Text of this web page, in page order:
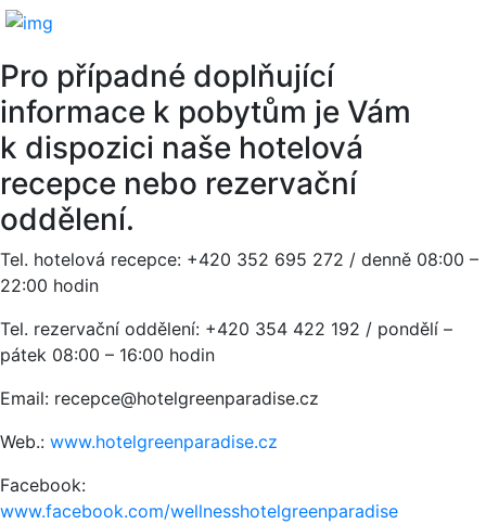
Pro případné doplňující
informace k pobytům je Vám
k dispozici naše hotelová
recepce nebo rezervační
oddělení.
Tel. hotelová recepce: +420 352 695 272 / denně 08:00 –
22:00 hodin
Tel. rezervační oddělení: +420 354 422 192 / pondělí –
pátek 08:00 – 16:00 hodin
Email: recepce@hotelgreenparadise.cz
Web.: www.hotelgreenparadise.cz
Facebook:
www.facebook.com/wellnesshotelgreenparadise